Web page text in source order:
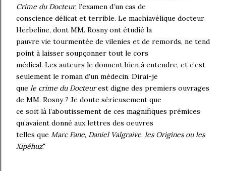
Crime du Docteur, l’examen d’un cas de
conscience délicat et terrible. Le machiavélique docteur
Herbeline, dont MM. Rosny ont étudié la
pauvre vie tourmentée de vilenies et de remords, ne tend
point à laisser soupçonner tout le cors
médical. Les auteurs le donnent bien à entendre, et c’est
seulement le roman d’un médecin. Dirai-je
que le crime du Docteurest digne des premiers ouvrages
de MM. Rosny ? Je doute sérieusement que
ce soit là l’aboutissement de ces magnifiques prémices
qu’avaient donné aux lettres des oeuvres
telles que Marc Fane, Daniel Valgraive, les Origines ou les
Xipéhuz."